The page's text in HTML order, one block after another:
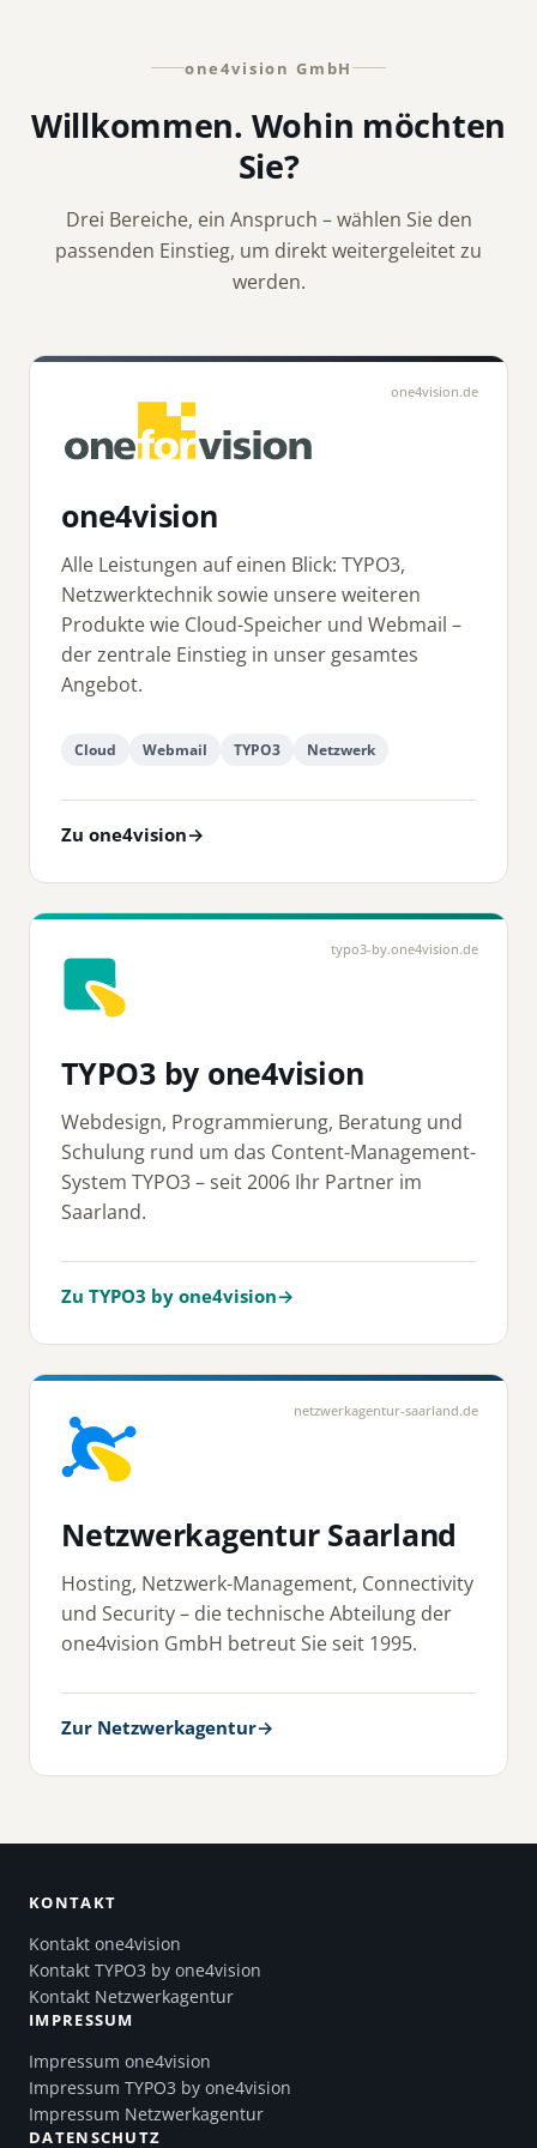
one4vision GmbH
Willkommen. Wohin möchten
Sie?
Drei Bereiche, ein Anspruch – wählen Sie den
passenden Einstieg, um direkt weitergeleitet zu
werden.
one4vision.de
one4vision
Alle Leistungen auf einen Blick: TYPO3,
Netzwerktechnik sowie unsere weiteren
Produkte wie Cloud-Speicher und Webmail –
der zentrale Einstieg in unser gesamtes
Angebot.
Cloud Webmail TYPO3 Netzwerk
Zu one4vision→
typo3-by.one4vision.de
TYPO3 by one4vision
Webdesign, Programmierung, Beratung und
Schulung rund um das Content-Management-
System TYPO3 – seit 2006 Ihr Partner im
Saarland.
Zu TYPO3 by one4vision→
netzwerkagentur-saarland.de
Netzwerkagentur Saarland
Hosting, Netzwerk-Management, Connectivity
und Security – die technische Abteilung der
one4vision GmbH betreut Sie seit 1995.
Zur Netzwerkagentur→
KONTAKT
Kontakt one4vision
Kontakt TYPO3 by one4vision
Kontakt Netzwerkagentur
IMPRESSUM
Impressum one4vision
Impressum TYPO3 by one4vision
Impressum Netzwerkagentur
DATENSCHUTZ